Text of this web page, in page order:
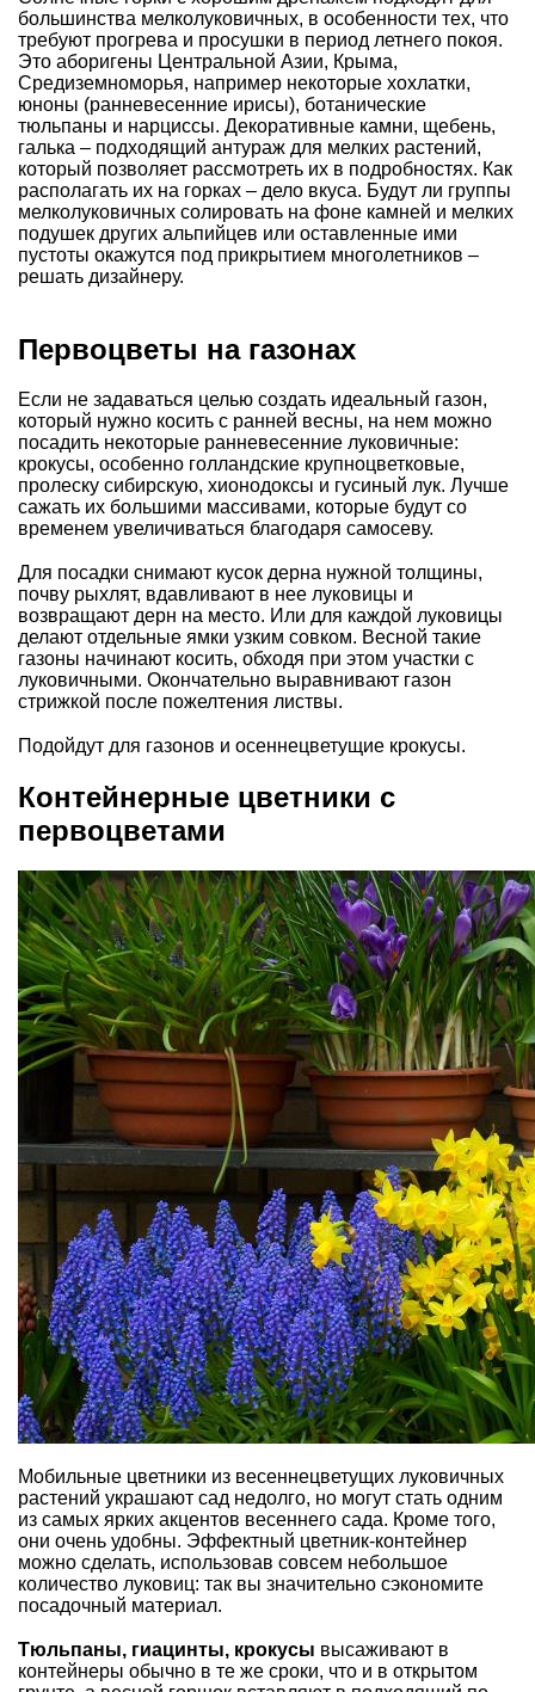
большинства мелколуковичных, в особенности тех, что
требуют прогрева и просушки в период летнего покоя.
Это аборигены Центральной Азии, Крыма,
Средиземноморья, например некоторые хохлатки,
юноны (ранневесенние ирисы), ботанические
тюльпаны и нарциссы. Декоративные камни, щебень,
галька – подходящий антураж для мелких растений,
который позволяет рассмотреть их в подробностях. Как
располагать их на горках – дело вкуса. Будут ли группы
мелколуковичных солировать на фоне камней и мелких
подушек других альпийцев или оставленные ими
пустоты окажутся под прикрытием многолетников –
решать дизайнеру.
Первоцветы на газонах
Если не задаваться целью создать идеальный газон,
который нужно косить с ранней весны, на нем можно
посадить некоторые ранневесенние луковичные:
крокусы, особенно голландские крупноцветковые,
пролеску сибирскую, хионодоксы и гусиный лук. Лучше
сажать их большими массивами, которые будут со
временем увеличиваться благодаря самосеву.
Для посадки снимают кусок дерна нужной толщины,
почву рыхлят, вдавливают в нее луковицы и
возвращают дерн на место. Или для каждой луковицы
делают отдельные ямки узким совком. Весной такие
газоны начинают косить, обходя при этом участки с
луковичными. Окончательно выравнивают газон
стрижкой после пожелтения листвы.
Подойдут для газонов и осеннецветущие крокусы.
Контейнерные цветники с
первоцветами
Мобильные цветники из весеннецветущих луковичных
растений украшают сад недолго, но могут стать одним
из самых ярких акцентов весеннего сада. Кроме того,
они очень удобны. Эффектный цветник-контейнер
можно сделать, использовав совсем небольшое
количество луковиц: так вы значительно сэкономите
посадочный материал.
Тюльпаны, гиацинты, крокусы высаживают в
контейнеры обычно в те же сроки, что и в открытом